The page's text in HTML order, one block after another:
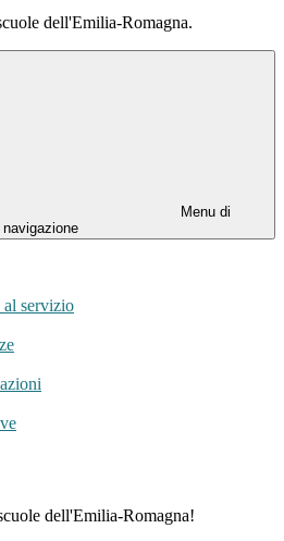
dell'Emilia-Romagna.
Menu di
navigazione
al servizio
dell'Emilia-Romagna!